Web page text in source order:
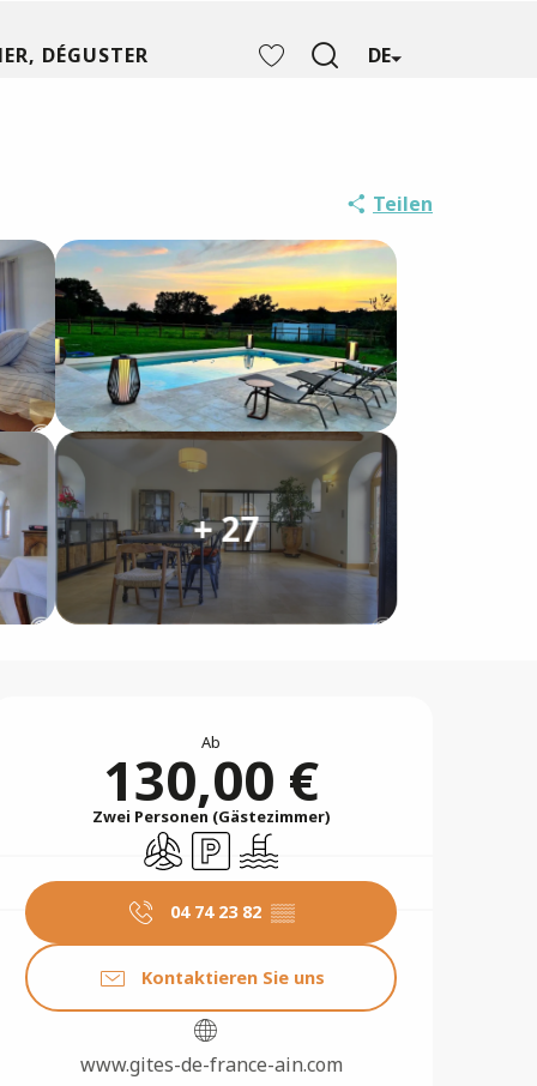
DE
DÉGUSTER
Teilen
+ 27
&
Ab
130,00 €
Zwei Personen (Gästezimmer)
Klimaanlage
ParkplatzSchwimmbad
04 74 23 82 ▒▒
Kontaktieren Sie uns
www.gites-de-france-ain.com